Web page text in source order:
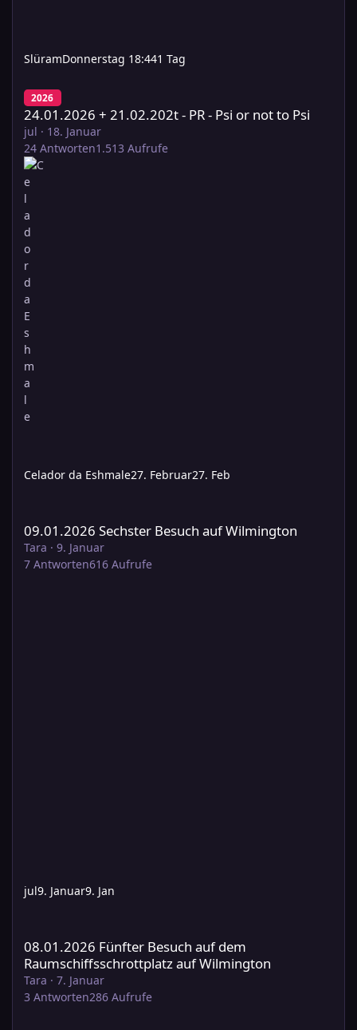
SlüramDonnerstag 18:441 Tag
2026
24.01.2026 + 21.02.202t - PR - Psi or not to Psi
jul · 18. Januar
24 Antworten1.513 Aufrufe
Celador da Eshmale27. Februar27. Feb
09.01.2026 Sechster Besuch auf Wilmington
Tara · 9. Januar
7 Antworten616 Aufrufe
jul9. Januar9. Jan
08.01.2026 Fünfter Besuch auf dem
Raumschiffsschrottplatz auf Wilmington
Tara · 7. Januar
3 Antworten286 Aufrufe